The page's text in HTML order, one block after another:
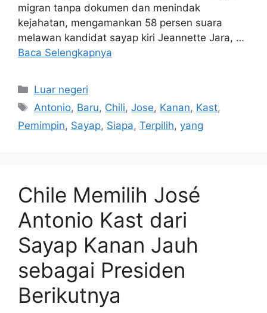
migran tanpa dokumen dan menindak
kejahatan, mengamankan 58 persen suara
melawan kandidat sayap kiri Jeannette Jara, …
Baca Selengkapnya
Kategori
Luar negeri
Tag
Antonio, Baru, Chili,Jose, Kanan, Kast,
Pemimpin, Sayap, Siapa, Terpilih, yang
Chile Memilih José
Antonio Kast dari
Sayap Kanan Jauh
sebagai Presiden
Berikutnya